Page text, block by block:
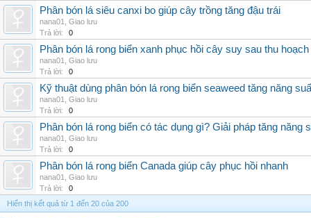
Phân bón lá siêu canxi bo giúp cây trồng tăng đậu trái
nana01
Giao lưu
Trả lời:
0
Phân bón lá rong biển xanh phục hồi cây suy sau thu hoạch
nana01
Giao lưu
Trả lời:
0
Kỹ thuật dùng phân bón lá rong biển seaweed tăng năng
nana01
Giao lưu
Trả lời:
0
Phân bón lá rong biển có tác dụng gì? Giải pháp tăng năng
nana01
Giao lưu
Trả lời:
0
Phân bón lá rong biển Canada giúp cây phục hồi nhanh
nana01
Giao lưu
Trả lời:
0
Hiển thị kết quả từ 1 đến 20 của 200